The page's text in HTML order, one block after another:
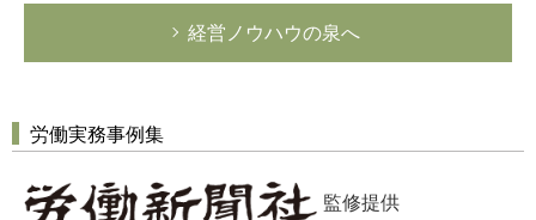
経営ノウハウの泉へ
労働実務事例集
監修提供